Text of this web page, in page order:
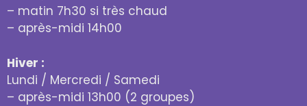
– matin 7h30 si très chaud
– après-midi 14h00
Hiver :
Lundi / Mercredi / Samedi
– après-midi 13h00 (2 groupes)